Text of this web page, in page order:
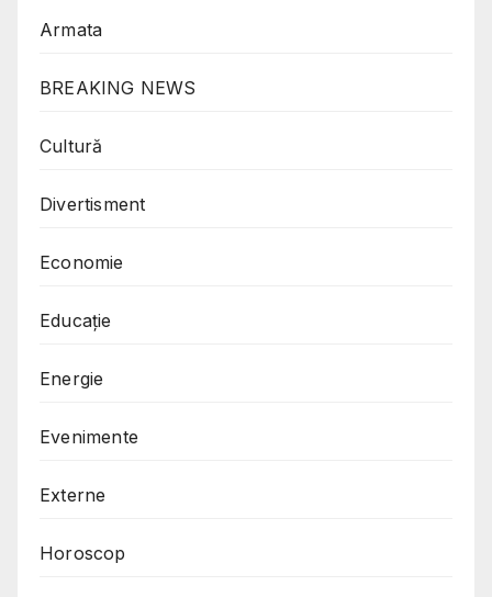
Armata
BREAKING NEWS
Cultură
Divertisment
Economie
Educație
Energie
Evenimente
Externe
Horoscop